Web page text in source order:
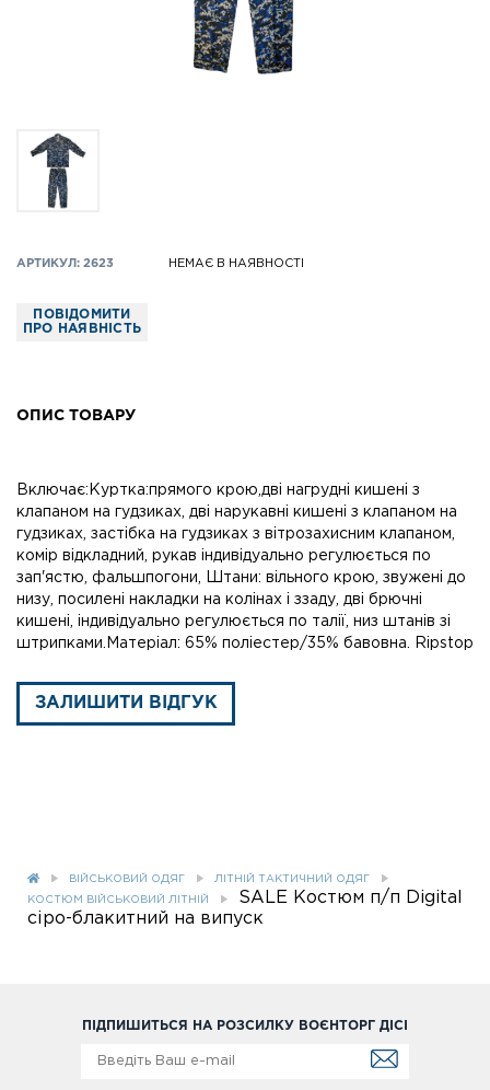
АРТИКУЛ: 2623 НЕМАЄ В НАЯВНОСТІ
ПОВІДОМИТИ
ПРО НАЯВНІСТЬ
ОПИС ТОВАРУ
Включає:Куртка:прямого крою,дві нагрудні кишені з
клапаном на гудзиках, дві нарукавні кишені з клапаном на
гудзиках, застібка на гудзиках з вітрозахисним клапаном,
комір відкладний, рукав індивідуально регулюється по
зап'ястю, фальшпогони, Штани: вільного крою, звужені до
низу, посилені накладки на колінах і ззаду, дві брючні
кишені, індивідуально регулюється по талії, низ штанів зі
штрипками.Матеріал: 65% поліестер/35% бавовна. Ripstop
ЗАЛИШИТИ ВІДГУК
ВІЙСЬКОВИЙ ОДЯГ ЛІТНІЙ ТАКТИЧНИЙ ОДЯГ
КОСТЮМ ВІЙСЬКОВИЙ ЛІТНІЙ
SALE Костюм п/п Digital
сіро-блакитний на випуск
ПІДПИШИТЬСЯ НА РОЗСИЛКУ ВОЄНТОРГ ДІСІ